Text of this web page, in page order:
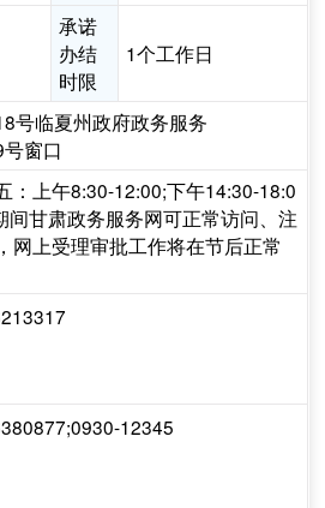
承诺
办结
时限
1个工作日
号临夏州政府政务服务
窗口
：上午8:30-12:00;下午14:30-18:0
间甘肃政务服务网可正常访问、注
网上受理审批工作将在节后正常
12345